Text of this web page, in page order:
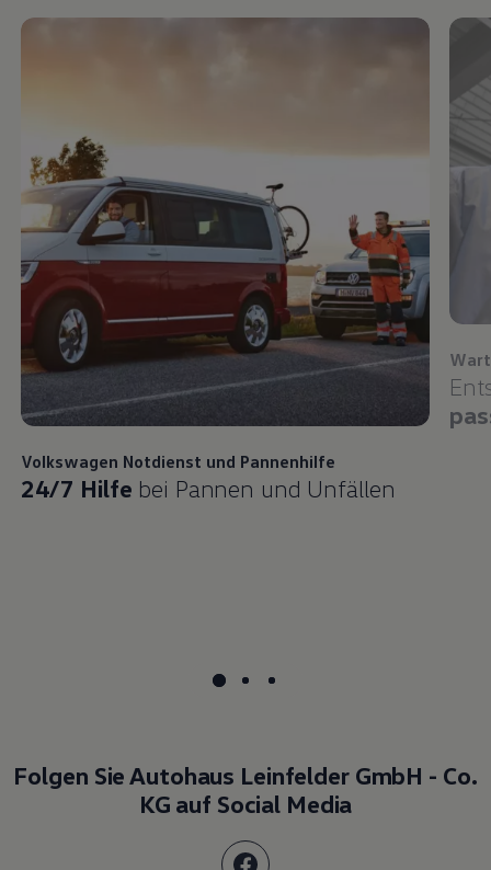
Volkswagen Notdienst und Pannenhilfe
24/7 Hilfe bei Pannen und Unfällen
Folgen Sie Autohaus Leinfelder GmbH - Co.
KG auf Social Media